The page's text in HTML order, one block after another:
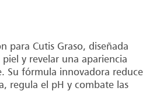
para Cutis Graso, diseñada
y revelar una apariencia
Su fórmula innovadora reduce
regula el pH y combate las